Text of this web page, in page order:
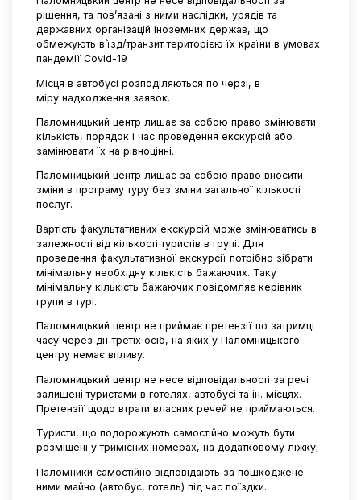
рішення, та пов’язані з ними наслідки, урядів та
державних організацій іноземних держав, що
обмежують в’їзд/транзит територією їх країни в умовах
пандемії Covid-19
Місця в автобусі розподіляються по черзі, в
міру надходження заявок.
Паломницький центр лишає за собою право змінювати
кількість, порядок і час проведення екскурсій або
замінювати їх на рівноцінні.
Паломницький центр лишає за собою право вносити
зміни в програму туру без зміни загальної кількості
послуг.
Вартість факультативних екскурсій може змінюватись в
залежності від кількості туристів в групі. Для
проведення факультативної екскурсії потрібно зібрати
мінімальну необхідну кількість бажаючих. Таку
мінімальну кількість бажаючих повідомляє керівник
групи в турі.
Паломницький центр не приймає претензії по затримці
часу через дії третіх осіб, на яких у Паломницького
центру немає впливу.
Паломницький центр не несе відповідальності за речі
залишені туристами в готелях, автобусі та ін. місцях.
Претензії щодо втрати власних речей не приймаються.
Туристи, що подорожують самостійно можуть бути
розміщені у тримісних номерах, на додатковому ліжку;
Паломники самостійно відповідають за пошкоджене
ними майно (автобус, готель) під час поїздки.